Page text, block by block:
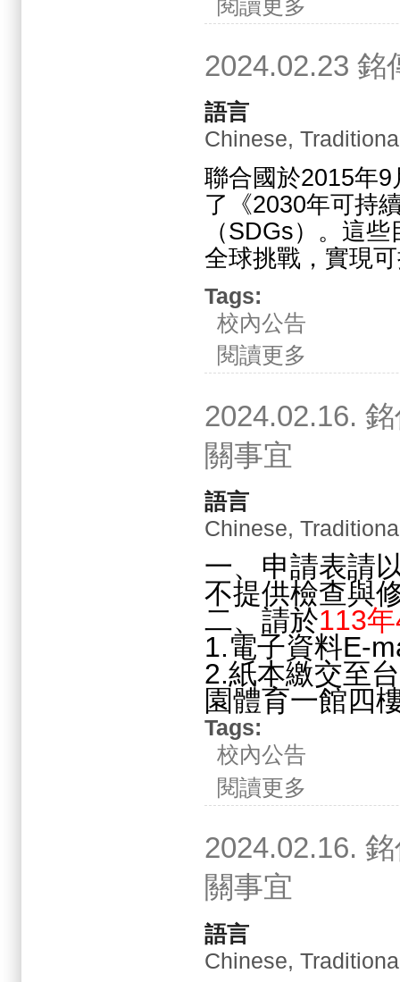
2024.02.23 銘
語言
Chinese,
聯合國於2015年
了《2030年可持
（SDGs）。這
全球挑戰，實現
Tags:
校內公告
閱讀更多
2024.02.16.
關事宜
語言
Chinese,
一、申請表請
不提供檢查與
二、請於113
1.電子資料E-
2.紙本繳交至
園體育一館四
Tags:
校內公告
閱讀更多
2024.02.16.
關事宜
語言
Chinese,